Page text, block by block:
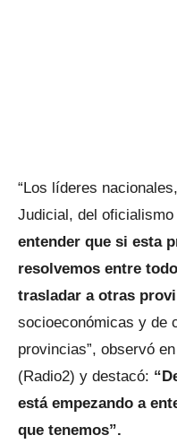
“Los líderes
Judicial, del
entender que si esta
resolvemos entre
trasladar a otras
socioeconómicas y de
provincias”, observó
(Radio2) y destacó:
está empezando a
que tenemos”.